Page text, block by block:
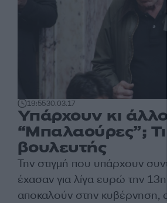
19:5530.03.17
Υπάρχουν κι άλλοι
“Μπαλαούρες”;
βουλευτής
Την στιγμή που υπάρχουν
έχασαν για λίγα ευρώ την
αποκαλούν στην κυβέρνηση, αν